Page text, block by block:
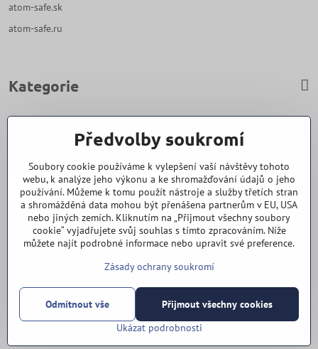
atom-safe.sk
atom-safe.ru
Kategorie
Zavoláme Vám zpět
Váš telefon
Odeslat
©2026CopyrightPředvolby soukromíZásady ochrany soukromí
Vytvořeno systémem:ByznysWeb.cz
Předvolby soukromí
Soubory cookie používáme k vylepšení vaší návštěvy tohoto
webu, k analýze jeho výkonu a ke shromažďování údajů o jeho
používání. Můžeme k tomu použít nástroje a služby třetích stran
a shromážděná data mohou být přenášena partnerům v EU, USA
nebo jiných zemích. Kliknutím na „Přijmout všechny soubory
cookie“ vyjadřujete svůj souhlas s tímto zpracováním. Níže
můžete najít podrobné informace nebo upravit své preference.
Zásady ochrany soukromí
Ukázat podrobnosti
Přijmout všechny cookies
Odmítnout vše